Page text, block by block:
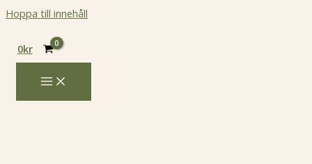
Hoppa till innehåll
0kr